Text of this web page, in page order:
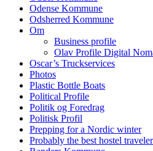
Odense Kommune
Odsherred Kommune
Om
Business profile
Olav Profile Digital
Oscar’s Truckservices
Photos
Plastic Bottle Boats
Political Profile
Politik og Foredrag
Politisk Profil
Prepping for a Nordic winter
Probably the best hostel